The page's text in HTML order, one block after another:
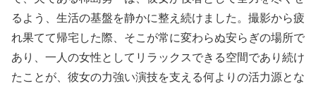
るよう、生活の基盤を静かに整え続けました。撮影から疲
れ果てて帰宅した際、そこが常に変わらぬ安らぎの場所で
あり、一人の女性としてリラックスできる空間であり続け
たことが、彼女の力強い演技を支える何よりの活力源とな